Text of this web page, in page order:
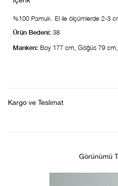
%100 Pamuk. El ile ölçümlerde 2-3
Ürün Bedeni: 38
Manken: Boy 177 cm, Göğüs 79
Kargo ve Teslimat
Görünümü